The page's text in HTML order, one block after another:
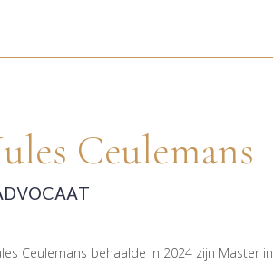
Ceulemans
Ceulemans behaalde in 2024 zijn Master